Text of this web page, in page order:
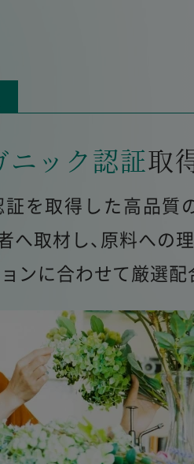
ニック認証取
を取得した高品質
へ取材し、原料への
ンに合わせて厳選配